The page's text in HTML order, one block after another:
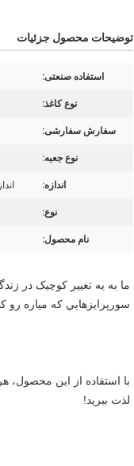
توضیحات محصول جزئیات
استفاده صنعتی:
نوع کاغذ:
سفارش سفارشی:
نوع جعبه:
اندازه:
نوع:
نام محصول:
سورپرايزهايي که مياره
لذت ببرید!